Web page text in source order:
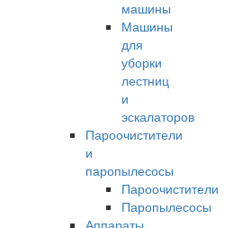
машины
Машины
для
уборки
лестниц
и
эскалаторов
Пароочистители
и
паропылесосы
Пароочистители
Паропылесосы
Аппараты